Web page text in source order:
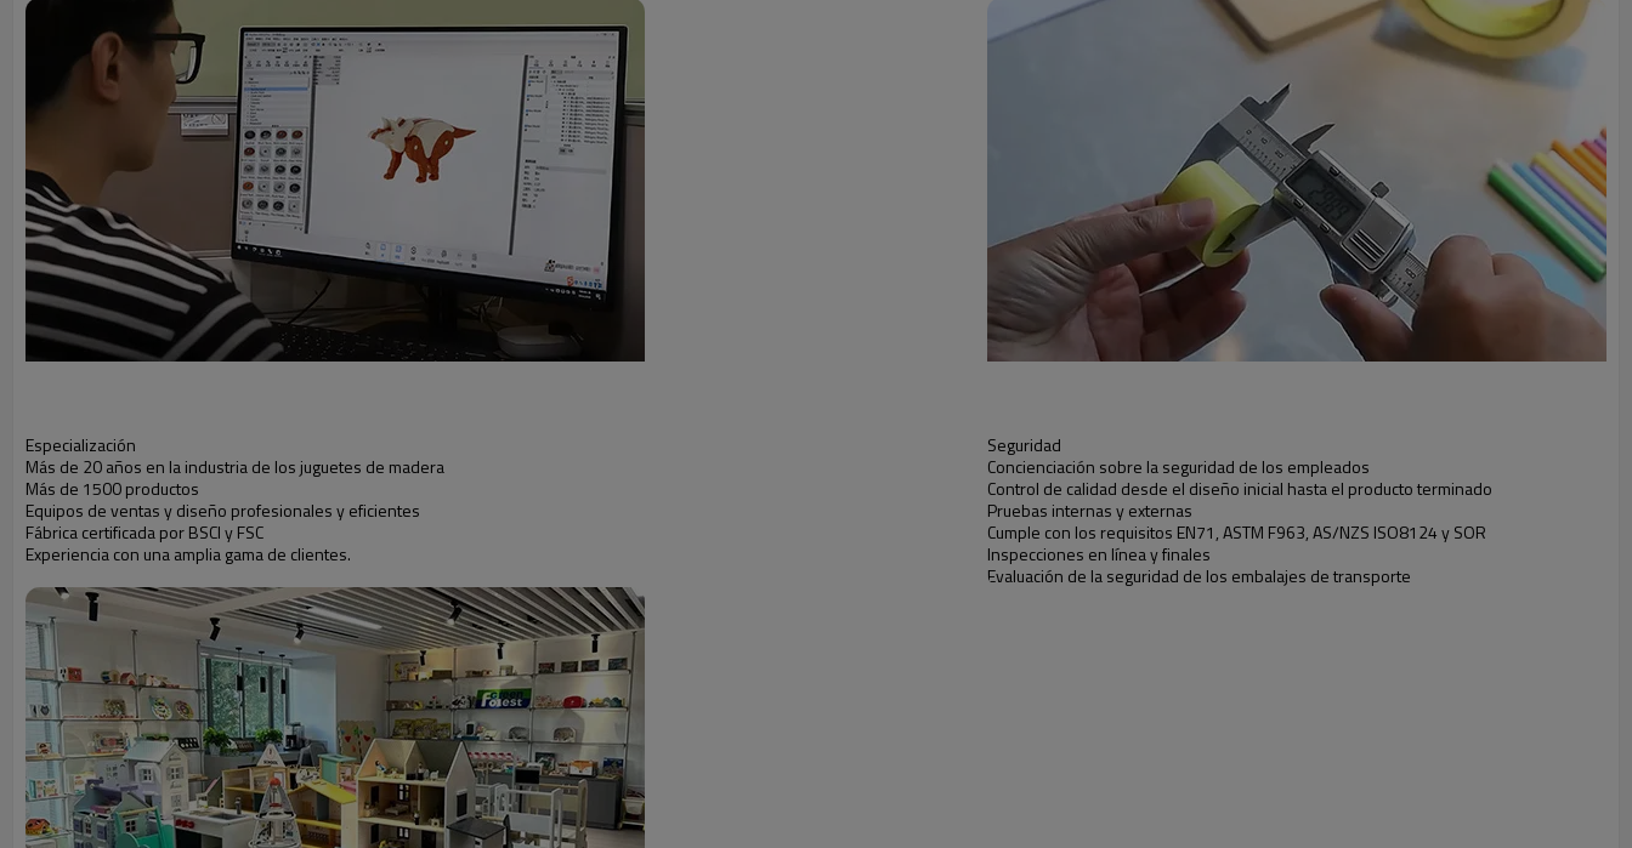
Especialización
Más de 20 años en la industria de los juguetes de madera
Más de 1500 productos
Equipos de ventas y diseño profesionales y eficientes
Fábrica certificada por BSCI y FSC
Experiencia con una amplia gama de clientes.
Seguridad
Concienciación sobre la seguridad de los empleados
Control de calidad desde el diseño inicial hasta el producto terminado
Pruebas internas y externas
Cumple con los requisitos EN71, ASTM F963, AS/NZS ISO8124 y SOR
Inspecciones en línea y finales
Evaluación de la seguridad de los embalajes de transporte